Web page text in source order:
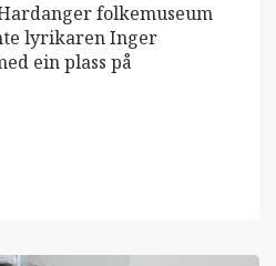
folkemuseum
lyrikaren Inger
ein plass på